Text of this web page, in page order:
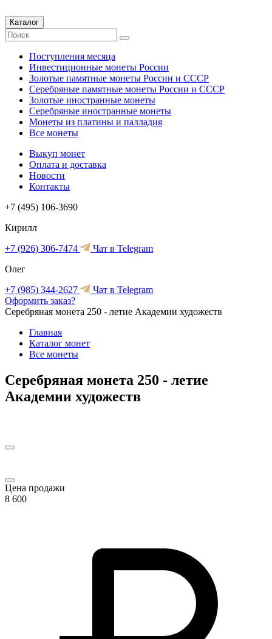
Каталог
Поступления месяца
Инвестиционные монеты России
Золотые памятные монеты России и СССР
Серебряные памятные монеты России и СССР
Золотые иностранные монеты
Серебряные иностранные монеты
Монеты из платины и палладия
Все монеты
Выкуп монет
Оплата и доставка
Новости
Контакты
+7 (495) 106-3690
Кирилл
+7 (926) 306-7474
Чат в Telegram
Олег
+7 (985) 344-2627
Чат в Telegram
Оформить заказ?
Серебряная монета 250 - летие Академии художеств
Главная
Каталог монет
Все монеты
Серебряная монета 250 - летие
Академии художеств
Цена продажи
8 600